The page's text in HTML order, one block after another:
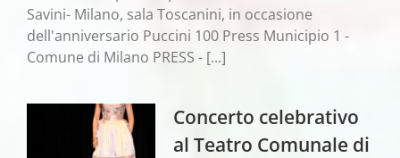
Savini- Milano, sala Toscanini, in occasione
dell'anniversario Puccini 100 Press Municipio 1 -
Comune di Milano PRESS - [...]
Concerto celebrativo
al Teatro Comunale di